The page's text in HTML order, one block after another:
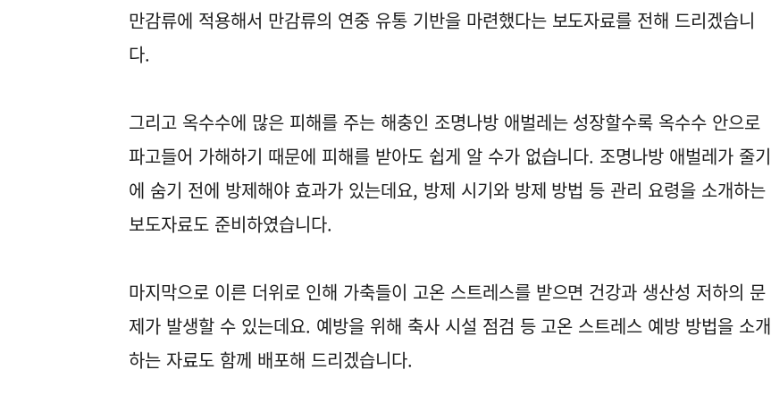
만감류에 적용해서 만감류의 연중 유통 기반을 마련했다는 보도자료를 전해 드리겠습니
다.
그리고 옥수수에 많은 피해를 주는 해충인 조명나방 애벌레는 성장할수록 옥수수 안으로
파고들어 가해하기 때문에 피해를 받아도 쉽게 알 수가 없습니다. 조명나방 애벌레가 줄기
에 숨기 전에 방제해야 효과가 있는데요, 방제 시기와 방제 방법 등 관리 요령을 소개하는
보도자료도 준비하였습니다.
마지막으로 이른 더위로 인해 가축들이 고온 스트레스를 받으면 건강과 생산성 저하의 문
제가 발생할 수 있는데요. 예방을 위해 축사 시설 점검 등 고온 스트레스 예방 방법을 소개
하는 자료도 함께 배포해 드리겠습니다.